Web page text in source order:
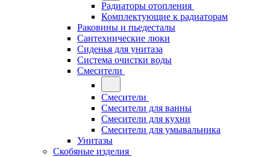
Радиаторы отопления
Комплектующие к радиаторам
Раковины и пьедесталы
Сантехнические люки
Сиденья для унитаза
Система очистки воды
Смесители
Смесители
Смесители для ванны
Смесители для кухни
Смесители для умывальника
Унитазы
Скобяные изделия